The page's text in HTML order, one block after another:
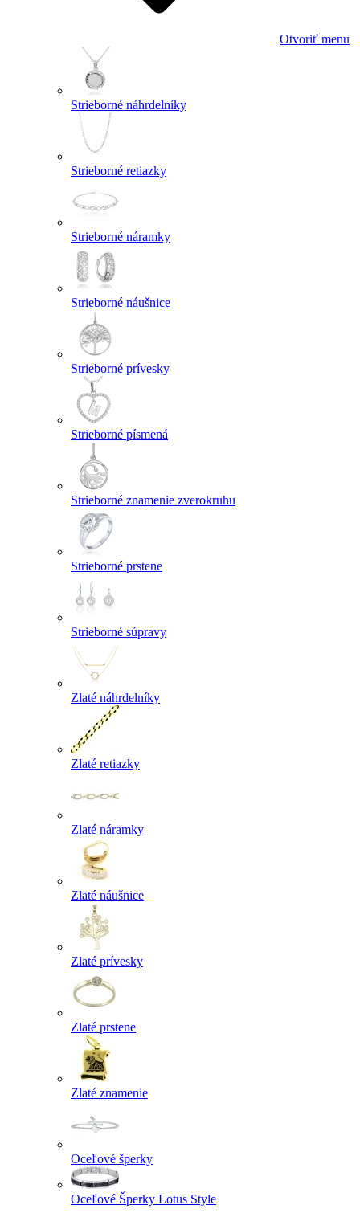
Otvoriť menu
Strieborné náhrdelníky
Strieborné retiazky
Strieborné náramky
Strieborné náušnice
Strieborné prívesky
Strieborné písmená
Strieborné znamenie zverokruhu
Strieborné prstene
Strieborné súpravy
Zlaté náhrdelníky
Zlaté retiazky
Zlaté náramky
Zlaté náušnice
Zlaté prívesky
Zlaté prstene
Zlaté znamenie
Oceľové šperky
Oceľové Šperky Lotus Style